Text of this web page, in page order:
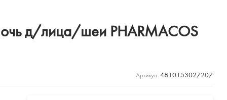
д/лица/шеи PHARMACOS
Артикул: 4810153027207